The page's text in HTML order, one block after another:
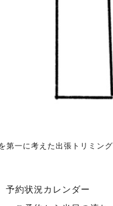
第一に考えた出張トリミング
予約状況カレンダー